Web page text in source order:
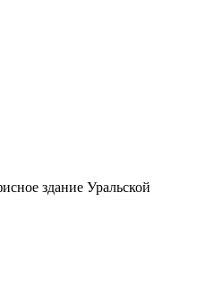
здание Уральской